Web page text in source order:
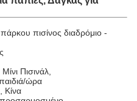
πισίνος διαδρόμιο -
Πισινάλ,
ώρα
Κίνα